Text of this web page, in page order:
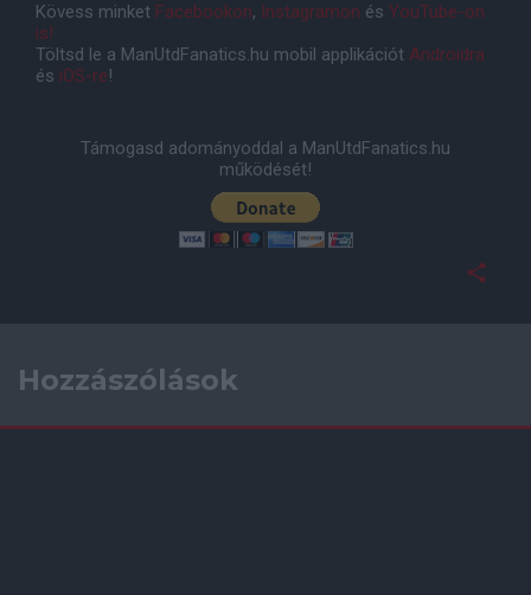
Kövess minket Facebookon, Instagramon és YouTube-on
is!
Töltsd le a ManUtdFanatics.hu mobil applikációt Androidra
és iOS-re!
Támogasd adományoddal a ManUtdFanatics.hu
működését!
Hozzászólások